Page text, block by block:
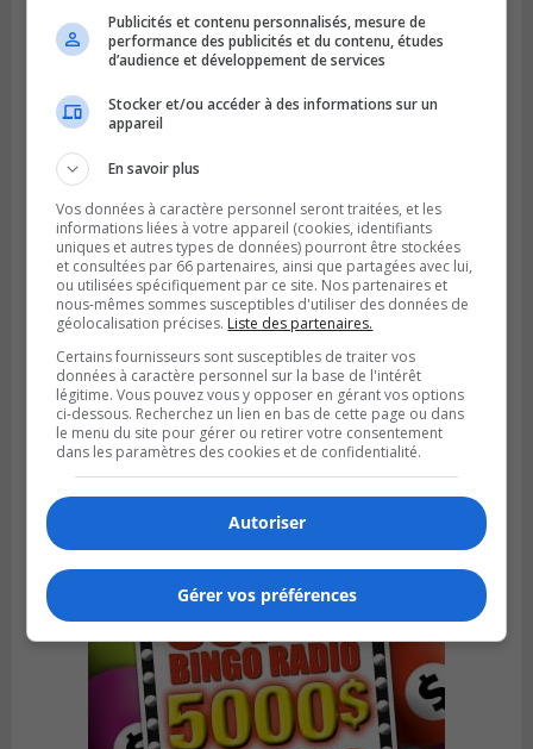
SAINT-CONSTANT
Publié le 4 août 2026 à 14h02
Saint-Constant signe une nouvelle
convention pour le bien de la population
SAINT-LAMBERT
Publié le 4 août 2026 à 12h00
Une conseillère de Saint-Lambert craint le
développement de MET
Publicités et contenu personnalisés, mesure de
performance des publicités et du contenu, études
d’audience et développement de services
Stocker et/ou accéder à des informations sur un
appareil
En savoir plus
Vos données à caractère personnel seront traitées, et les
informations liées à votre appareil (cookies, identifiants
uniques et autres types de données) pourront être stockées
et consultées par 66 partenaires, ainsi que partagées avec lui,
ou utilisées spécifiquement par ce site. Nos partenaires et
nous-mêmes sommes susceptibles d'utiliser des données de
géolocalisation précises. Liste des partenaires.
Certains fournisseurs sont susceptibles de traiter vos
données à caractère personnel sur la base de l'intérêt
légitime. Vous pouvez vous y opposer en gérant vos options
ci-dessous. Recherchez un lien en bas de cette page ou dans
le menu du site pour gérer ou retirer votre consentement
dans les paramètres des cookies et de confidentialité.
Autoriser
Gérer vos préférences